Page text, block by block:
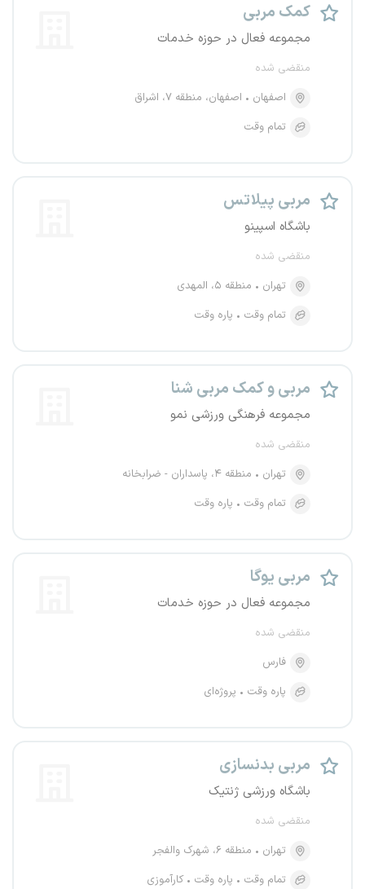
کمک مربی
مجموعه فعال در حوزه خدمات
منقضی شده
اصفهان
اصفهان، منطقه ۷، اشراق
تمام وقت
مربی پیلاتس
باشگاه اسپینو
منقضی شده
تهران
منطقه ۵، المهدی
تمام وقت
پاره وقت
مربی و کمک مربی شنا
مجموعه فرهنگی ورزشی نمو
منقضی شده
تهران
منطقه ۴، پاسداران - ضرابخانه
تمام وقت
پاره وقت
مربی یوگا
مجموعه فعال در حوزه خدمات
منقضی شده
فارس
پاره وقت
پروژه‌ای
مربی بدنسازی
باشگاه ورزشی ژنتیک
منقضی شده
تهران
منطقه ۶، شهرک والفجر
تمام وقت
پاره وقت کارآموزی